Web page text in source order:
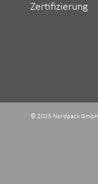
Zertifizierung
© 2025 Nordpack GmbH ‬